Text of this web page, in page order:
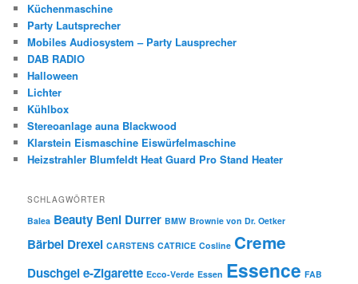
Küchenmaschine
Party Lautsprecher
Mobiles Audiosystem – Party Lausprecher
DAB RADIO
Halloween
Lichter
Kühlbox
Stereoanlage auna Blackwood
Klarstein Eismaschine Eiswürfelmaschine
Heizstrahler Blumfeldt Heat Guard Pro Stand Heater
SCHLAGWÖRTER
Balea Beauty Beni Durrer BMW Brownie von Dr. Oetker
Bärbel Drexel CARSTENS CATRICE Cosline Creme
Duschgele-Zigarette Ecco-Verde Essen Essence FAB